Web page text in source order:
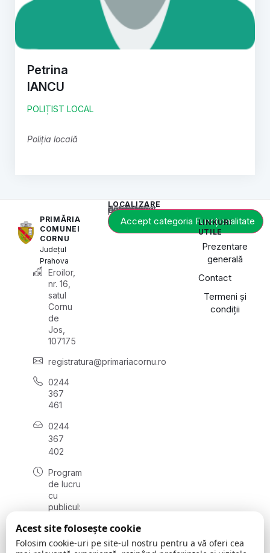
Petrina
IANCU
POLIȚIST LOCAL
Poliția locală
PRIMĂRIA
COMUNEI
CORNU
Județul
Prahova
Eroilor,
nr. 16,
satul
Cornu
de
Jos,
107175
registratura@primariacornu.ro
0244
367
461
0244
367
402
Program
de lucru
cu
publicul:
vineri
08:00 -
LOCALIZARE
Acest conținut este blocat până când acceptați categoria de cookie-uri necesară.
Accept categoria Funcționalitate
LINKURI
UTILE
Prezentare
generală
Contact
Termeni și
condiții
Acest site folosește cookie
Folosim cookie-uri pe site-ul nostru pentru a vă oferi cea